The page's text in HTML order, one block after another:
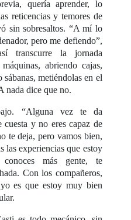
quería aprender, lo
reticencias y temores de
sin sobresaltos. “A mí lo
pero me defiendo”,
transcurre la jornada
abriendo cajas,
metiéndolas en el
nada dice que no.
“Alguna vez te da
y no eres capaz de
te deja, pero vamos bien,
las experiencias que estoy
más gente, te
Con los compañeros,
es que estoy muy bien